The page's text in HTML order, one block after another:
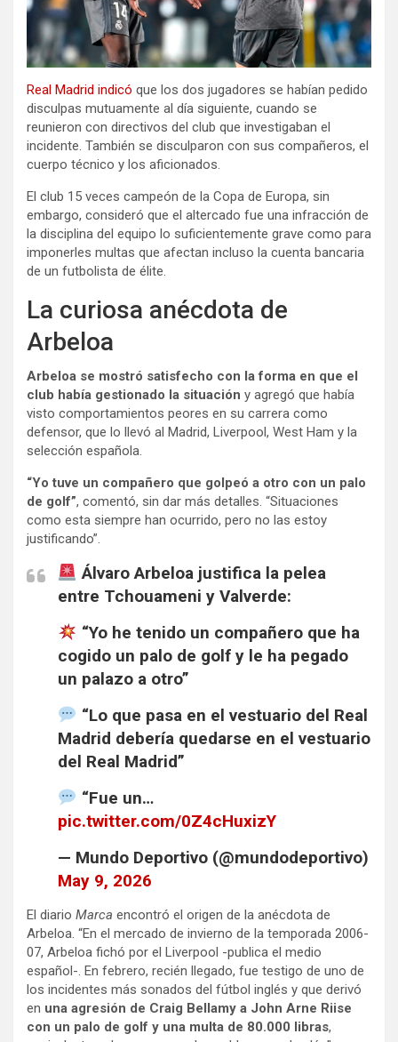
Real Madrid indicó que los dos jugadores se habían pedido
disculpas mutuamente al día siguiente, cuando se
reunieron con directivos del club que investigaban el
incidente. También se disculparon con sus compañeros, el
cuerpo técnico y los aficionados.
El club 15 veces campeón de la Copa de Europa, sin
embargo, consideró que el altercado fue una infracción de
la disciplina del equipo lo suficientemente grave como para
imponerles multas que afectan incluso la cuenta bancaria
de un futbolista de élite.
La curiosa anécdota de
Arbeloa
Arbeloa se mostró satisfecho con la forma en que el
club había gestionado la situación y agregó que había
visto comportamientos peores en su carrera como
defensor, que lo llevó al Madrid, Liverpool, West Ham y la
selección española.
“Yo tuve un compañero que golpeó a otro con un palo
de golf”, comentó, sin dar más detalles. “Situaciones
como esta siempre han ocurrido, pero no las estoy
justificando”.
Álvaro Arbeloa justifica la pelea
entre Tchouameni y Valverde:
“Yo he tenido un compañero que ha
cogido un palo de golf y le ha pegado
un palazo a otro”
“Lo que pasa en el vestuario del Real
Madrid debería quedarse en el vestuario
del Real Madrid”
“Fue un…
pic.twitter.com/0Z4cHuxizY
— Mundo Deportivo (@mundodeportivo)
May 9, 2026
El diario Marca encontró el origen de la anécdota de
Arbeloa. “En el mercado de invierno de la temporada 2006-
07, Arbeloa fichó por el Liverpool -publica el medio
español-. En febrero, recién llegado, fue testigo de uno de
los incidentes más sonados del fútbol inglés y que derivó
en una agresión de Craig Bellamy a John Arne Riise
con un palo de golf y una multa de 80.000 libras,